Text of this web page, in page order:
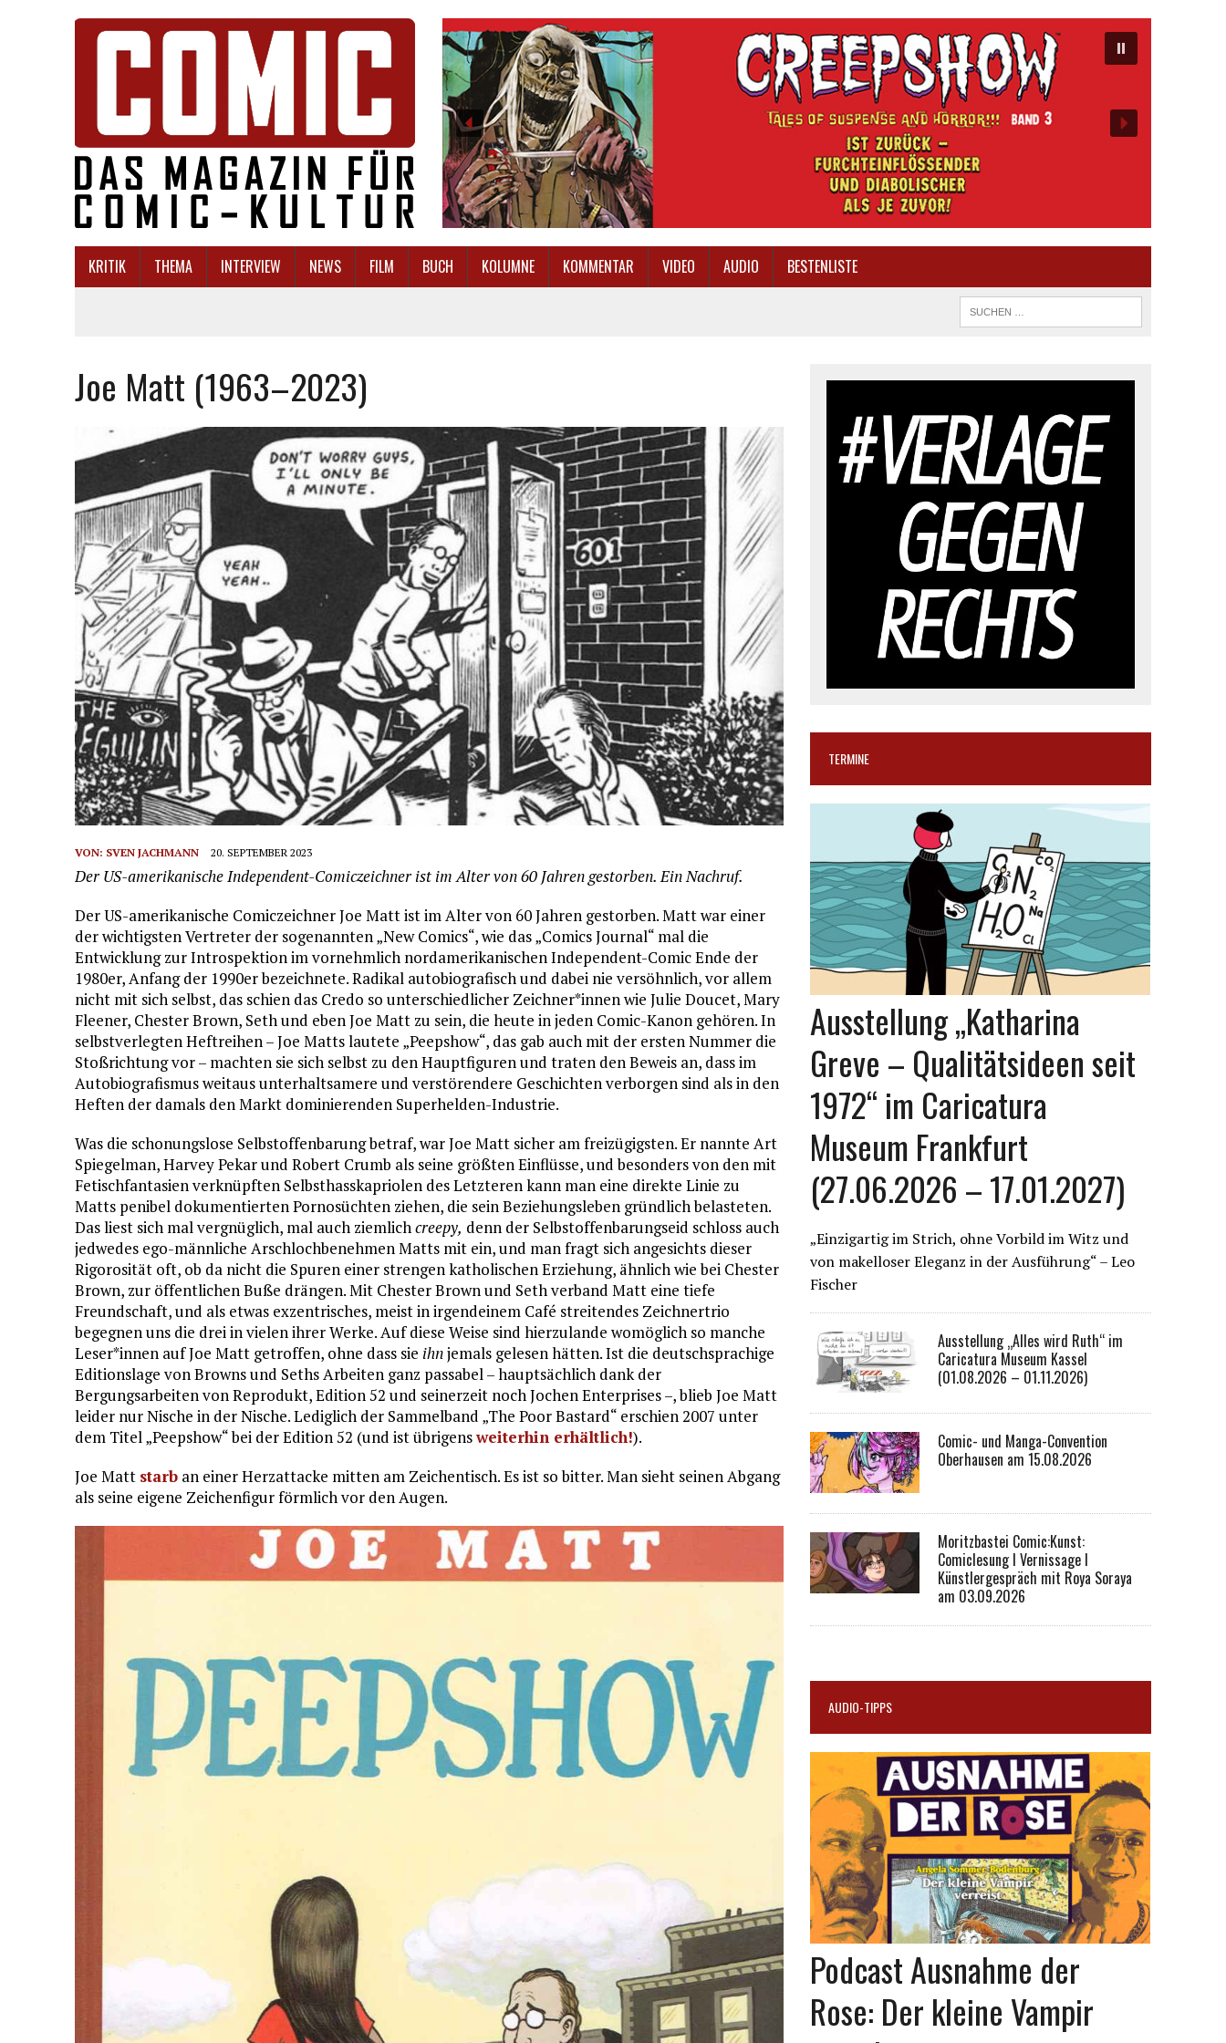
KRITIK THEMA INTERVIEW NEWS FILM BUCH KOLUMNE KOMMENTAR VIDEO AUDIO BESTENLISTE
Joe Matt (1963–2023)
VON: SVEN JACHMANN 20. SEPTEMBER 2023
Der US-amerikanische Independent-Comiczeichner ist im Alter von 60 Jahren gestorben. Ein Nachruf.
Der US-amerikanische Comiczeichner Joe Matt ist im Alter von 60 Jahren gestorben. Matt war einer
der wichtigsten Vertreter der sogenannten „New Comics“, wie das „Comics Journal“ mal die
Entwicklung zur Introspektion im vornehmlich nordamerikanischen Independent-Comic Ende der
1980er, Anfang der 1990er bezeichnete. Radikal autobiografisch und dabei nie versöhnlich, vor allem
nicht mit sich selbst, das schien das Credo so unterschiedlicher Zeichner*innen wie Julie Doucet, Mary
Fleener, Chester Brown, Seth und eben Joe Matt zu sein, die heute in jeden Comic-Kanon gehören. In
selbstverlegten Heftreihen – Joe Matts lautete „Peepshow“, das gab auch mit der ersten Nummer die
Stoßrichtung vor – machten sie sich selbst zu den Hauptfiguren und traten den Beweis an, dass im
Autobiografismus weitaus unterhaltsamere und verstörendere Geschichten verborgen sind als in den
Heften der damals den Markt dominierenden Superhelden-Industrie.
Was die schonungslose Selbstoffenbarung betraf, war Joe Matt sicher am freizügigsten. Er nannte Art
Spiegelman, Harvey Pekar und Robert Crumb als seine größten Einflüsse, und besonders von den mit
Fetischfantasien verknüpften Selbsthasskapriolen des Letzteren kann man eine direkte Linie zu
Matts penibel dokumentierten Pornosüchten ziehen, die sein Beziehungsleben gründlich belasteten.
Das liest sich mal vergnüglich, mal auch ziemlichcreepy, denn der Selbstoffenbarungseid schloss auch
jedwedes ego-männliche Arschlochbenehmen Matts mit ein, und man fragt sich angesichts dieser
Rigorosität oft, ob da nicht die Spuren einer strengen katholischen Erziehung, ähnlich wie bei Chester
Brown, zur öffentlichen Buße drängen. Mit Chester Brown und Seth verband Matt eine tiefe
Freundschaft, und als etwas exzentrisches, meist in irgendeinem Café streitendes Zeichnertrio
begegnen uns die drei in vielen ihrer Werke. Auf diese Weise sind hierzulande womöglich so manche
Leser*innen auf Joe Matt getroffen, ohne dass sie ihnjemals gelesen hätten. Ist die deutschsprachige
Editionslage von Browns und Seths Arbeiten ganz passabel – hauptsächlich dank der
Bergungsarbeiten von Reprodukt, Edition 52 und seinerzeit noch Jochen Enterprises –, blieb Joe Matt
leider nur Nische in der Nische. Lediglich der Sammelband „The Poor Bastard“ erschien 2007 unter
dem Titel „Peepshow“ bei der Edition 52 (und ist übrigensweiterhin erhältlich!).
Joe Matt starb an einer Herzattacke mitten am Zeichentisch. Es ist so bitter. Man sieht seinen Abgang
als seine eigene Zeichenfigur förmlich vor den Augen.
TERMINE
Ausstellung „Katharina
Greve – Qualitätsideen seit
1972“ im Caricatura
Museum Frankfurt
(27.06.2026 – 17.01.2027)
„Einzigartig im Strich, ohne Vorbild im Witz und
von makelloser Eleganz in der Ausführung“ – Leo
Fischer
Ausstellung „Alles wird Ruth“ im
Caricatura Museum Kassel
(01.08.2026 – 01.11.2026)
Comic- und Manga-Convention
Oberhausen am 15.08.2026
Moritzbastei Comic:Kunst:
Comiclesung I Vernissage I
Künstlergespräch mit Roya Soraya
am 03.09.2026
AUDIO-TIPPS
Podcast Ausnahme der
Rose: Der kleine Vampir